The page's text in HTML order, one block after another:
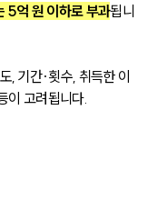
5억 원 이하로 부과됩니
, 기간·횟수, 취득한 이
이 고려됩니다.